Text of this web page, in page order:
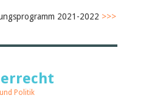
2021-2022 >>>
Politik